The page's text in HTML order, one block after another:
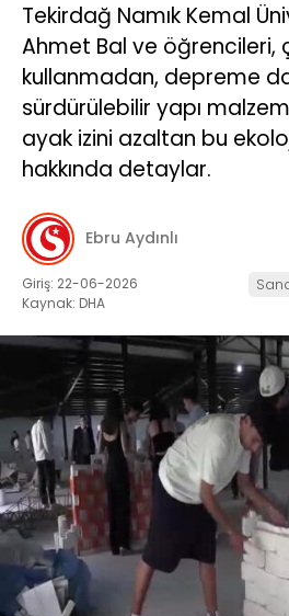
Tekirdağ Namık Kemal
Ahmet Bal ve öğrencileri,
kullanmadan, depreme
sürdürülebilir yapı
ayak izini azaltan bu
hakkında detaylar.
Ebru Aydınlı
Giriş: 22-06-2026
Kaynak: DHA